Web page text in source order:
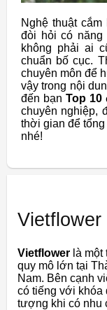
Nghệ thuật
đòi hỏi có năng
không phải ai
chuẩn bố cục.
chuyên môn để
vậy trong nội
đến bạn Top 10
chuyên nghiệp,
thời gian để
nhé!
Vietflower
Vietflower là
quy mô lớn tại
Nam. Bên cạnh
có tiếng với khóa
tượng khi có nhu